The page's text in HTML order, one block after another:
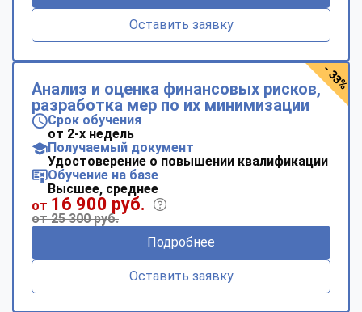
Оставить заявку
Анализ и оценка финансовых рисков,
разработка мер по их минимизации
Срок обучения
от 2-х недель
Получаемый документ
Удостоверение о повышении квалификации
Обучение на базе
Высшее, среднее
от 16 900 руб.
от 25 300 руб.
Подробнее
Оставить заявку
- 33%